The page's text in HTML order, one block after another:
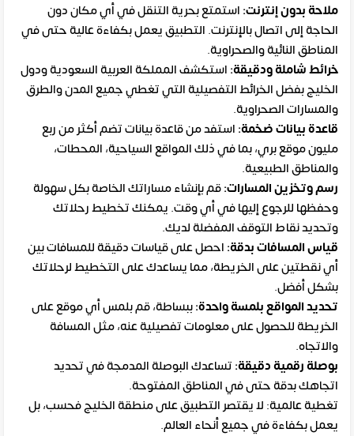
ملاحة بدون إنترنت: استمتع بحرية التنقل في أي مكان دون
الحاجة إلى اتصال بالإنترنت. التطبيق يعمل بكفاءة عالية حتى في
المناطق النائية والصحراوية.
خرائط شاملة ودقيقة: استكشف المملكة العربية السعودية ودول
الخليج بفضل الخرائط التفصيلية التي تغطي جميع المدن والطرق
والمسارات الصحراوية.
قاعدة بيانات ضخمة: استفد من قاعدة بيانات تضم أكثر من ربع
مليون موقع بري، بما في ذلك المواقع السياحية، المحطات،
والمناطق الطبيعية.
رسم وتخزين المسارات:قم بإنشاء مساراتك الخاصة بكل سهولة
وحفظها للرجوع إليها في أي وقت. يمكنك تخطيط رحلاتك
وتحديد نقاط التوقف المفضلة لديك.
قياس المسافات بدقة: احصل على قياسات دقيقة للمسافات بين
أي نقطتين على الخريطة، مما يساعدك على التخطيط لرحلاتك
بشكل أفضل.
تحديد المواقع بلمسة واحدة:ببساطة، قم بلمس أي موقع على
الخريطة للحصول على معلومات تفصيلية عنه، مثل المسافة
والاتجاه.
بوصلة رقمية دقيقة: تساعدك البوصلة المدمجة في تحديد
اتجاهك بدقة حتى في المناطق المفتوحة.
تغطية عالمية: لا يقتصر التطبيق على منطقة الخليج فحسب، بل
يعمل بكفاءة في جميع أنحاء العالم.